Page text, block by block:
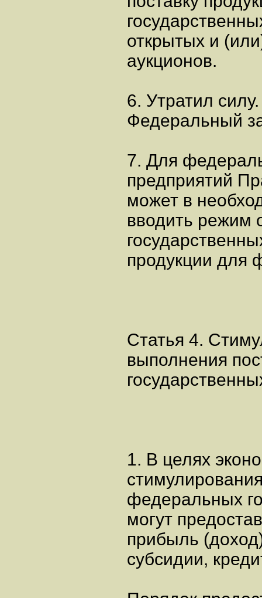
открытых и
аукционов.
6. Утратил
Федеральный
7. Для
предприятий
может в
вводить режим
продукции для
Статья 4.
выполнения
1. В целях
федеральных
могут
прибыль
субсидии,